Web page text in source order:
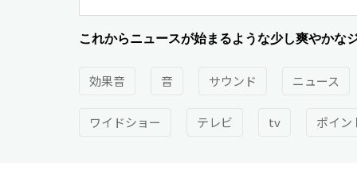
これからニュースが始まるような少し爽やかな
効果音 音 サウンド ニュース
ワイドショー テレビ tv ポイン